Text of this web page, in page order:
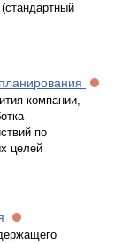
компании,
по
целей